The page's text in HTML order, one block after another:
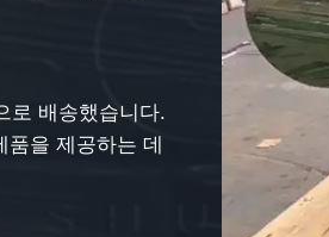
로 배송했습니다.
을 제공하는 데